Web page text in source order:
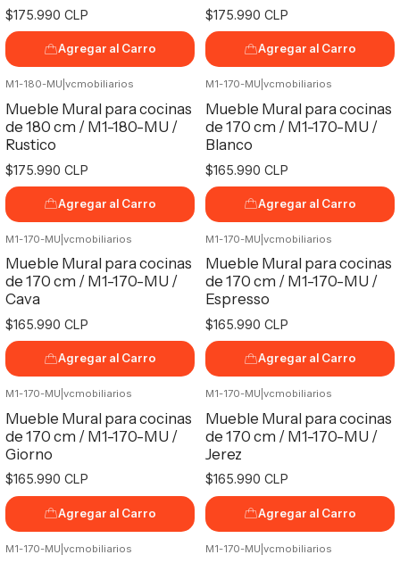
$175.990 CLP
Agregar al Carro
$175.990 CLP
Agregar al Carro
M1-180-MU vcmobiliarios
Mueble Mural para cocinas
de 180 cm / M1-180-MU /
Rustico
$175.990 CLP
Agregar al Carro
M1-170-MU vcmobiliarios
Mueble Mural para cocinas
de 170 cm / M1-170-MU /
Blanco
$165.990 CLP
Agregar al Carro
M1-170-MU vcmobiliarios
Mueble Mural para cocinas
de 170 cm / M1-170-MU /
Cava
$165.990 CLP
Agregar al Carro
M1-170-MU vcmobiliarios
Mueble Mural para cocinas
de 170 cm / M1-170-MU /
Espresso
$165.990 CLP
Agregar al Carro
M1-170-MU vcmobiliarios
Mueble Mural para cocinas
de 170 cm / M1-170-MU /
Giorno
$165.990 CLP
Agregar al Carro
M1-170-MU vcmobiliarios
Mueble Mural para cocinas
de 170 cm / M1-170-MU /
Jerez
$165.990 CLP
Agregar al Carro
M1-170-MU vcmobiliarios M1-170-MU vcmobiliarios